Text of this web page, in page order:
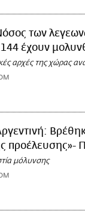
των
έχουν
αρχές της χώρας
προέλευσης»-
μόλυνσης